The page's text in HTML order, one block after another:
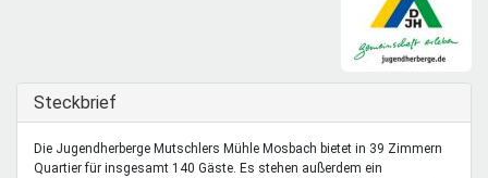
Schule & Beruf
Ausblenden
Steckbrief
Die Jugendherberge Mutschlers Mühle Mosbach bietet in 39 Zimmern
Quartier für insgesamt 140 Gäste. Es stehen außerdem ein